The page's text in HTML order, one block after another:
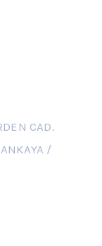
CAD.
/